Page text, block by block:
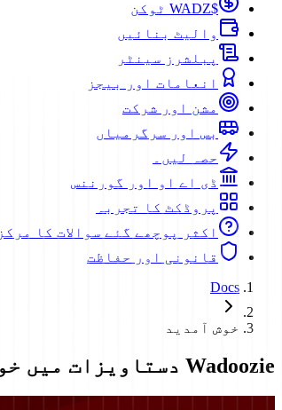
$WADZ ٹوکن
والیٹ بنائیں
پبلشرز سینٹر
انعامات اور بیجز
مشن اور شرکت
بس اور سرگرمیاں
حصہ لیں۔
ڈی اے او اور گورننس
پروڈکٹ کا تجربہ
اکثر پوچھے گئے سوالات کا مرکز
قانونی اور حفاظت
Docs
خوش آمدید
Wadoozie دستاویزات میں خوش آمدید